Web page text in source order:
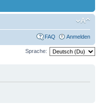
FAQ Anmelden
Sprache: